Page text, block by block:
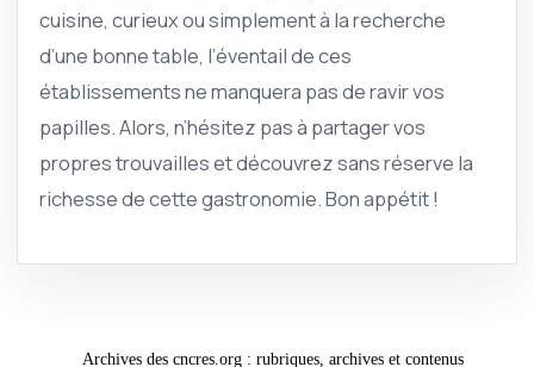
cuisine, curieux ou simplement à la recherche
d’une bonne table, l’éventail de ces
établissements ne manquera pas de ravir vos
papilles. Alors, n’hésitez pas à partager vos
propres trouvailles et découvrez sans réserve la
richesse de cette gastronomie. Bon appétit !
Archives des cncres.org : rubriques, archives et contenus